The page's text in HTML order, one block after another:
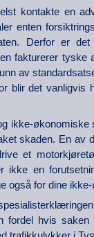
kontakte en
enten
Derfor er
fakturerer tyske
av
blir det vanligvis
ikke-
skaden. En av
et
ikke en
også for dine
hvis saken